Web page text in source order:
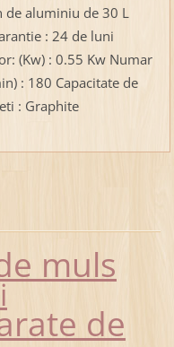
de aluminiu de 30 L
: 24 de luni
(Kw) : 0.55 Kw Numar
: 180 Capacitate de
: Graphite
muls
de